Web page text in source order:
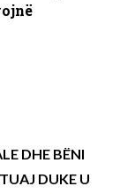
DHE BËNI
DUKE U